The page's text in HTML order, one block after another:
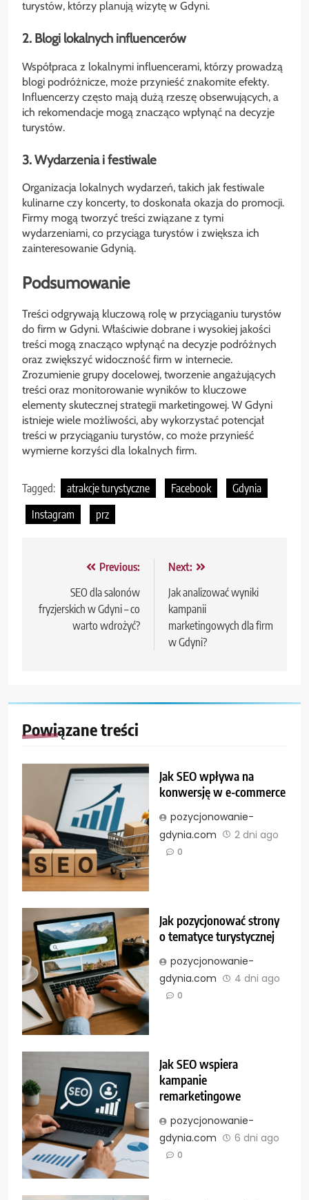
turystów, którzy planują wizytę w Gdyni.
2. Blogi lokalnych influencerów
Współpraca z lokalnymi influencerami, którzy prowadzą
blogi podróżnicze, może przynieść znakomite efekty.
Influencerzy często mają dużą rzeszę obserwujących, a
ich rekomendacje mogą znacząco wpłynąć na decyzje
turystów.
3. Wydarzenia i festiwale
Organizacja lokalnych wydarzeń, takich jak festiwale
kulinarne czy koncerty, to doskonała okazja do promocji.
Firmy mogą tworzyć treści związane z tymi
wydarzeniami, co przyciąga turystów i zwiększa ich
zainteresowanie Gdynią.
Podsumowanie
Treści odgrywają kluczową rolę w przyciąganiu turystów
do firm w Gdyni. Właściwie dobrane i wysokiej jakości
treści mogą znacząco wpłynąć na decyzje podróżnych
oraz zwiększyć widoczność firm w internecie.
Zrozumienie grupy docelowej, tworzenie angażujących
treści oraz monitorowanie wyników to kluczowe
elementy skutecznej strategii marketingowej. W Gdyni
istnieje wiele możliwości, aby wykorzystać potencjał
treści w przyciąganiu turystów, co może przynieść
wymierne korzyści dla lokalnych firm.
Tagged: atrakcje turystyczne Facebook
Gdynia
Instagram
prz
Nawigacja
wpisu
Previous:
SEO dla salonów
fryzjerskich w Gdyni – co
warto wdrożyć?
Next:
Jak analizować wyniki
kampanii
marketingowych dla firm
w Gdyni?
Powiązane treści
Jak SEO wpływa na
konwersję w e-commerce
pozycjonowanie-
gdynia.com
2 dni ago
0
Jak pozycjonować strony
o tematyce turystycznej
pozycjonowanie-
gdynia.com
4 dni ago
0
Jak SEO wspiera
kampanie
remarketingowe
pozycjonowanie-
gdynia.com
6 dni ago
0